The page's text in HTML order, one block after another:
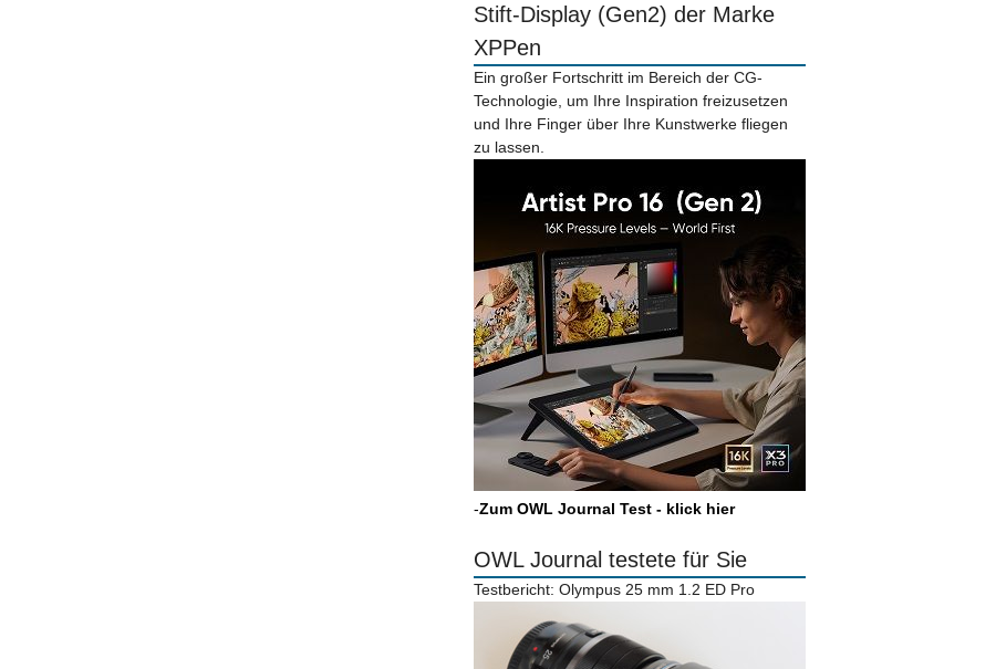
Stift-Display (Gen2) der Marke
XPPen
Ein großer Fortschritt im Bereich der CG-
Technologie, um Ihre Inspiration freizusetzen
und Ihre Finger über Ihre Kunstwerke fliegen
zu lassen.
-Zum OWL Journal Test - klick hier
OWL Journal testete für Sie
Testbericht: Olympus 25 mm 1.2 ED Pro